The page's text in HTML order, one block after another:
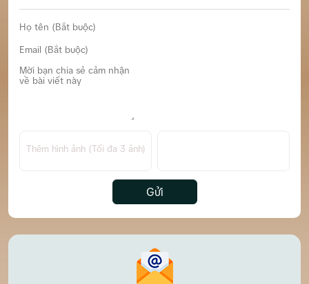
Thêm hình ảnh (Tối đa 3 ảnh)
Gửi